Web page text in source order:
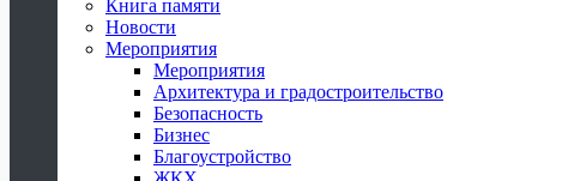
Книга памяти
Новости
Мероприятия
Мероприятия
Архитектура и градостроительство
Безопасность
Бизнес
Благоустройство